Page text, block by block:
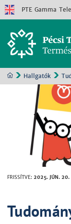
PTE Gamma
Hallgatók
FRISSÍTVE: 2025. JÚN. 20.